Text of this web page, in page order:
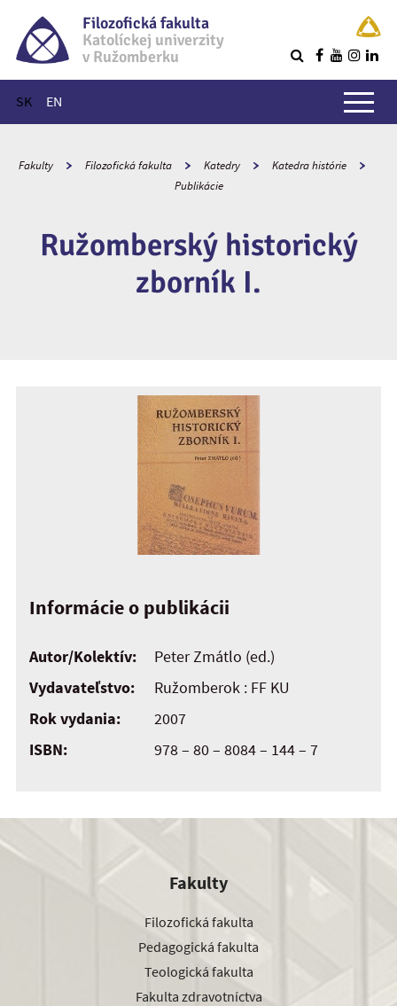
Filozofická fakulta
Katolíckej univerzity
v Ružomberku
SK EN
Hlavné menu
Fakulty Filozofická fakulta Katedry
Katedra histórie
Publikácie
Ružomberský historický
zborník I.
Informácie o publikácii
Autor/Kolektív:
Peter Zmátlo (ed.)
Vydavateľstvo:
Ružomberok : FF KU
Rok vydania:
2007
ISBN:
978 – 80 – 8084 – 144 – 7
Fakulty
Filozofická fakulta
Pedagogická fakulta
Teologická fakulta
Fakulta zdravotníctva